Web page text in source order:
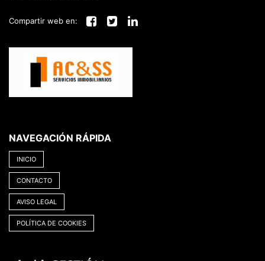
Compartir web en:
NAVEGACIÓN RÁPIDA
INICIO
CONTACTO
AVISO LEGAL
POLÍTICA DE COOKIES